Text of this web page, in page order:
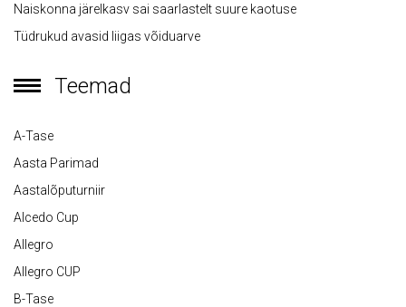
Naiskonna järelkasv sai saarlastelt suure kaotuse
Tüdrukud avasid liigas võiduarve
Teemad
A-Tase
Aasta Parimad
Aastalõputurniir
Alcedo Cup
Allegro
Allegro CUP
B-Tase